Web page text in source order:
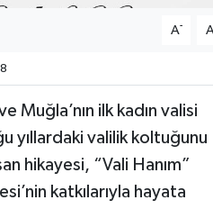
A- A
8
Muğla’nın ilk kadın valisi
yıllardaki valilik koltuğunu
hikayesi, “Vali Hanım”
katkılarıyla hayata